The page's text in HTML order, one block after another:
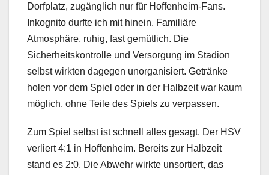
Dorfplatz, zugänglich nur für Hoffenheim-Fans.
Inkognito durfte ich mit hinein. Familiäre
Atmosphäre, ruhig, fast gemütlich. Die
Sicherheitskontrolle und Versorgung im Stadion
selbst wirkten dagegen unorganisiert. Getränke
holen vor dem Spiel oder in der Halbzeit war kaum
möglich, ohne Teile des Spiels zu verpassen.
Zum Spiel selbst ist schnell alles gesagt. Der HSV
verliert 4:1 in Hoffenheim. Bereits zur Halbzeit
stand es 2:0. Die Abwehr wirkte unsortiert, das